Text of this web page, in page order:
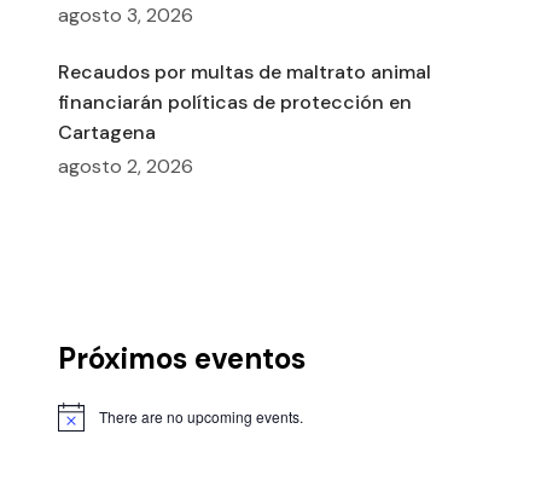
agosto 3, 2026
Recaudos por multas de maltrato animal
financiarán políticas de protección en
Cartagena
agosto 2, 2026
Próximos eventos
There are no upcoming events.